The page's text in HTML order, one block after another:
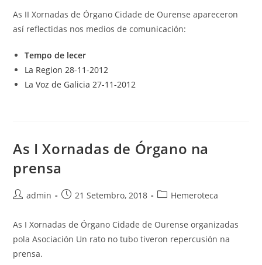
entrada:
entrada:
entrada:
As II Xornadas de Órgano Cidade de Ourense apareceron
así reflectidas nos medios de comunicación:
Tempo de lecer
La Region 28-11-2012
La Voz de Galicia 27-11-2012
As I Xornadas de Órgano na
prensa
Autor
entrada:
admin
Publicación
entrada:
21 Setembro, 2018
Categoría
entrada:
Hemeroteca
As I Xornadas de Órgano Cidade de Ourense organizadas
pola Asociación Un rato no tubo tiveron repercusión na
prensa.